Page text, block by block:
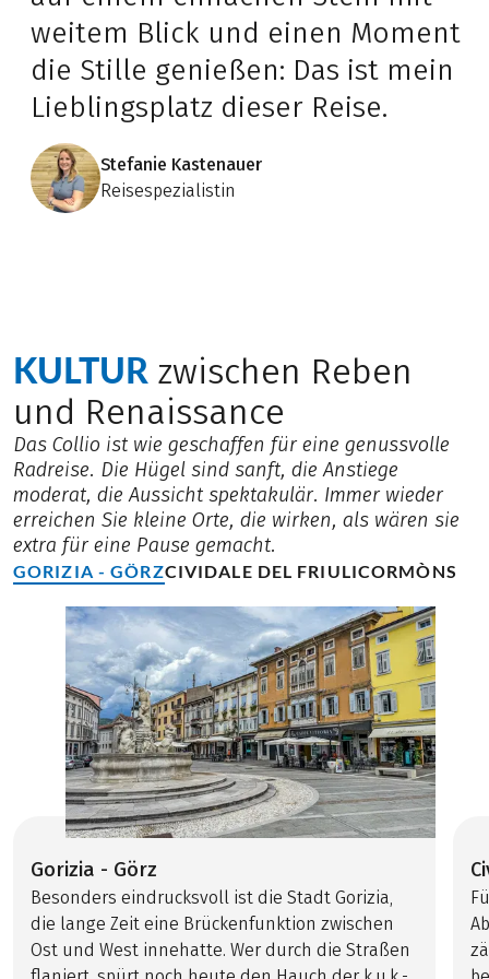
weitem Blick und einen Moment
die Stille genießen: Das ist mein
Lieblingsplatz dieser Reise.
Stefanie Kastenauer
Reisespezialistin
KULTUR zwischen Reben
und Renaissance
Das Collio ist wie geschaffen für eine genussvolle
Radreise. Die Hügel sind sanft, die Anstiege
moderat, die Aussicht spektakulär. Immer wieder
erreichen Sie kleine Orte, die wirken, als wären sie
extra für eine Pause gemacht.
GORIZIA - GÖRZCIVIDALE DEL FRIULICORMÒNS
Gorizia - Görz
Besonders eindrucksvoll ist die Stadt Gorizia,
die lange Zeit eine Brückenfunktion zwischen
Ost und West innehatte. Wer durch die Straßen